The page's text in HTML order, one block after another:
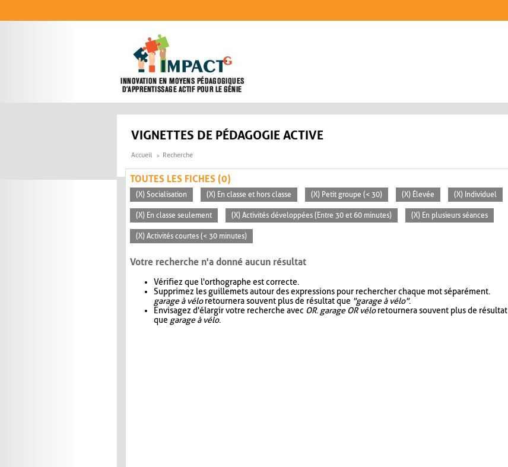
VIGNETTES DE PÉDAGOGIE ACTIVE
Accueil Recherche
TOUTES LES FICHES (0)
(X) Socialisation (X) En classe et hors classe (X) Petit groupe (< 30) (X) Élevée (X) Individuel
(X) En classe seulement (X) Activités développées (Entre 30 et 60 minutes) (X) En plusieurs séances
(X) Activités courtes (< 30 minutes)
Votre recherche n'a donné aucun résultat
Vérifiez que l'orthographe est correcte.
Supprimez les guillemets autour des expressions pour rechercher chaque mot séparément.
garage à véloretournera souvent plus de résultat que "garage à vélo".
Envisagez d'élargir votre recherche avec OR. garage OR véloretournera souvent plus de résultat
que garage à vélo.